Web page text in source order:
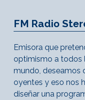
FM Radio
Emisora que
optimismo a todos
mundo, deseamos
oyentes y eso nos
diseñar una